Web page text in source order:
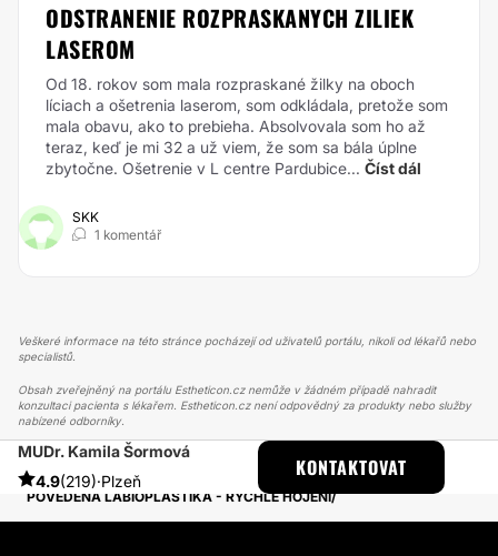
ODSTRANENIE ROZPRASKANYCH ZILIEK
LASEROM
Od 18. rokov som mala rozpraskané žilky na oboch
líciach a ošetrenia laserom, som odkládala, pretože som
mala obavu, ako to prebieha. Absolvovala som ho až
teraz, keď je mi 32 a už viem, že som sa bála úplne
zbytočne. Ošetrenie v L centre Pardubice... Číst dál
SKK
1 komentář
Veškeré informace na této stránce pocházejí od uživatelů portálu, nikoli od lékařů nebo
specialistů.
Obsah zveřejněný na portálu Estheticon.cz nemůže v žádném případě nahradit
konzultaci pacienta s lékařem. Estheticon.cz není odpovědný za produkty nebo služby
nabízené odborníky.
MUDr. Kamila Šormová
4.9(219)·Plzeň
KONTAKTOVAT
ESTHETICON
PŘÍBĚHY
PŘÍBĚHY TÝKAJÍCÍ SE ZÁKROKU LABIOPLASTIKA
POVEDENÁ LABIOPLASTIKA - RYCHLÉ HOJENÍ